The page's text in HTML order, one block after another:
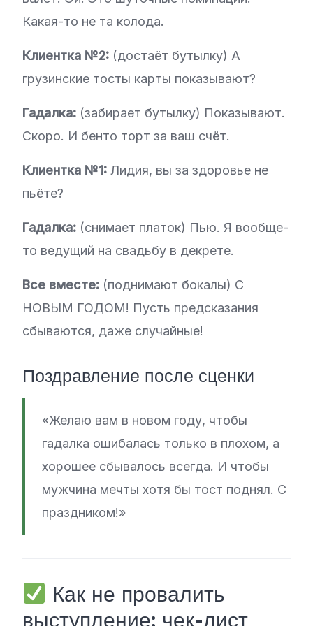
Какая-то не та колода.
Клиентка №2: (достаёт бутылку) А
грузинские тосты карты показывают?
Гадалка: (забирает бутылку) Показывают.
Скоро. И бенто торт за ваш счёт.
Клиентка №1: Лидия, вы за здоровье не
пьёте?
Гадалка: (снимает платок) Пью. Я вообще-
то ведущий на свадьбу в декрете.
Все вместе: (поднимают бокалы) С
НОВЫМ ГОДОМ! Пусть предсказания
сбываются, даже случайные!
Поздравление после сценки
«Желаю вам в новом году, чтобы
гадалка ошибалась только в плохом, а
хорошее сбывалось всегда. И чтобы
мужчина мечты хотя бы тост поднял. С
праздником!»
Как не провалить
выступление: чек-лист